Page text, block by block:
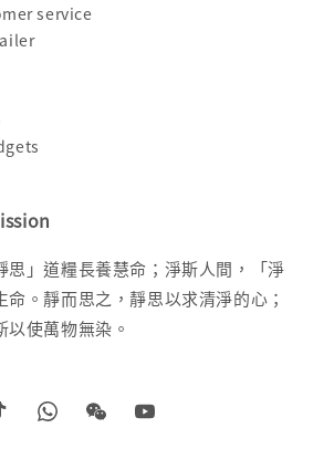
service
思」道糧長養慧命；淨斯人間，「淨
命。靜而思之，靜思以求清淨的心；
使萬物無染。